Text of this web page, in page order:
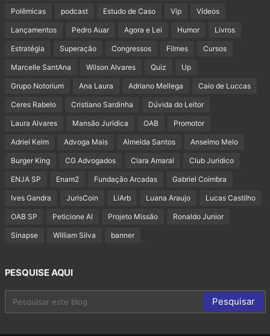
Polêmicas podcast Estudo de Caso Vip Vídeos
Lançamentos Pedro Auar Agora e Lei Humor Livros
Estratégia Superação Congressos Filmes Cursos
Marcelle SantAna Wilson Alvares Quiz Up
Grupo Notorium Ana Laura Adriano Mellega Caio de Luccas
Ceres Rabelo Cristiano Sardinha Dúvida do Leitor
Laura Alvares Mansão Jurídica OAB Promotor
Adriel Kelm Advoga Mais Almeida Santos Anselmo Melo
Burger King CG Advogados Clara Amaral Club Juridico
ENJA SP Enam2 Fundação Arcadas Gabriel Coimbra
Ives Gandra JurisCoin LiArb Luana Araujo Lucas Castilho
OAB SP Peticione AI Projeto Missão Ronaldo Junior
Sinapse William Silva banner
PESQUISE AQUI